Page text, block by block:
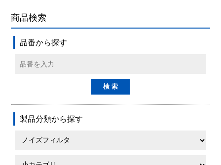
商品検索
品番から探す
製品分類から探す